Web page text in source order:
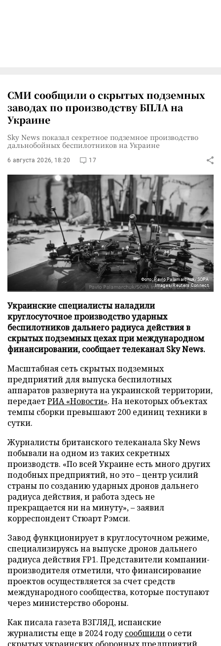
СМИ сообщили о скрытых подземных
заводах по производству БПЛА на
Украине
Sky News показал секретное подземное производство
дальнобойных беспилотников на Украине
6 августа 2026, 18:20 17
Фото: Pavlo Palamarchuk/SOPA
Images/Reuters Connect
Украинские специалисты наладили
круглосуточное производство ударных
беспилотников дальнего радиуса действия в
скрытых подземных цехах при международном
финансировании, сообщает телеканал Sky News.
Масштабная сеть скрытых подземных
предприятий для выпуска беспилотных
аппаратов развернута на украинской территории,
передаетРИА «Новости». На некоторых объектах
темпы сборки превышают 200 единиц техники в
сутки.
Журналисты британского телеканала Sky News
побывали на одном из таких секретных
производств. «По всей Украине есть много других
подобных предприятий, но это – центр усилий
страны по созданию ударных дронов дальнего
радиуса действия, и работа здесь не
прекращается ни на минуту», – заявил
корреспондент Стюарт Рэмси.
Завод функционирует в круглосуточном режиме,
специализируясь на выпуске дронов дальнего
радиуса действия FP1. Представители компании-
производителя отметили, что финансирование
проектов осуществляется за счет средств
международного сообщества, которые поступают
через министерство обороны.
Как писала газета ВЗГЛЯД, испанские
журналисты еще в 2024 годусообщили о сети